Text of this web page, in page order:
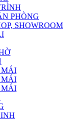
PHÒNG
SHOWROOM
MÁI
MÁI
MÁI